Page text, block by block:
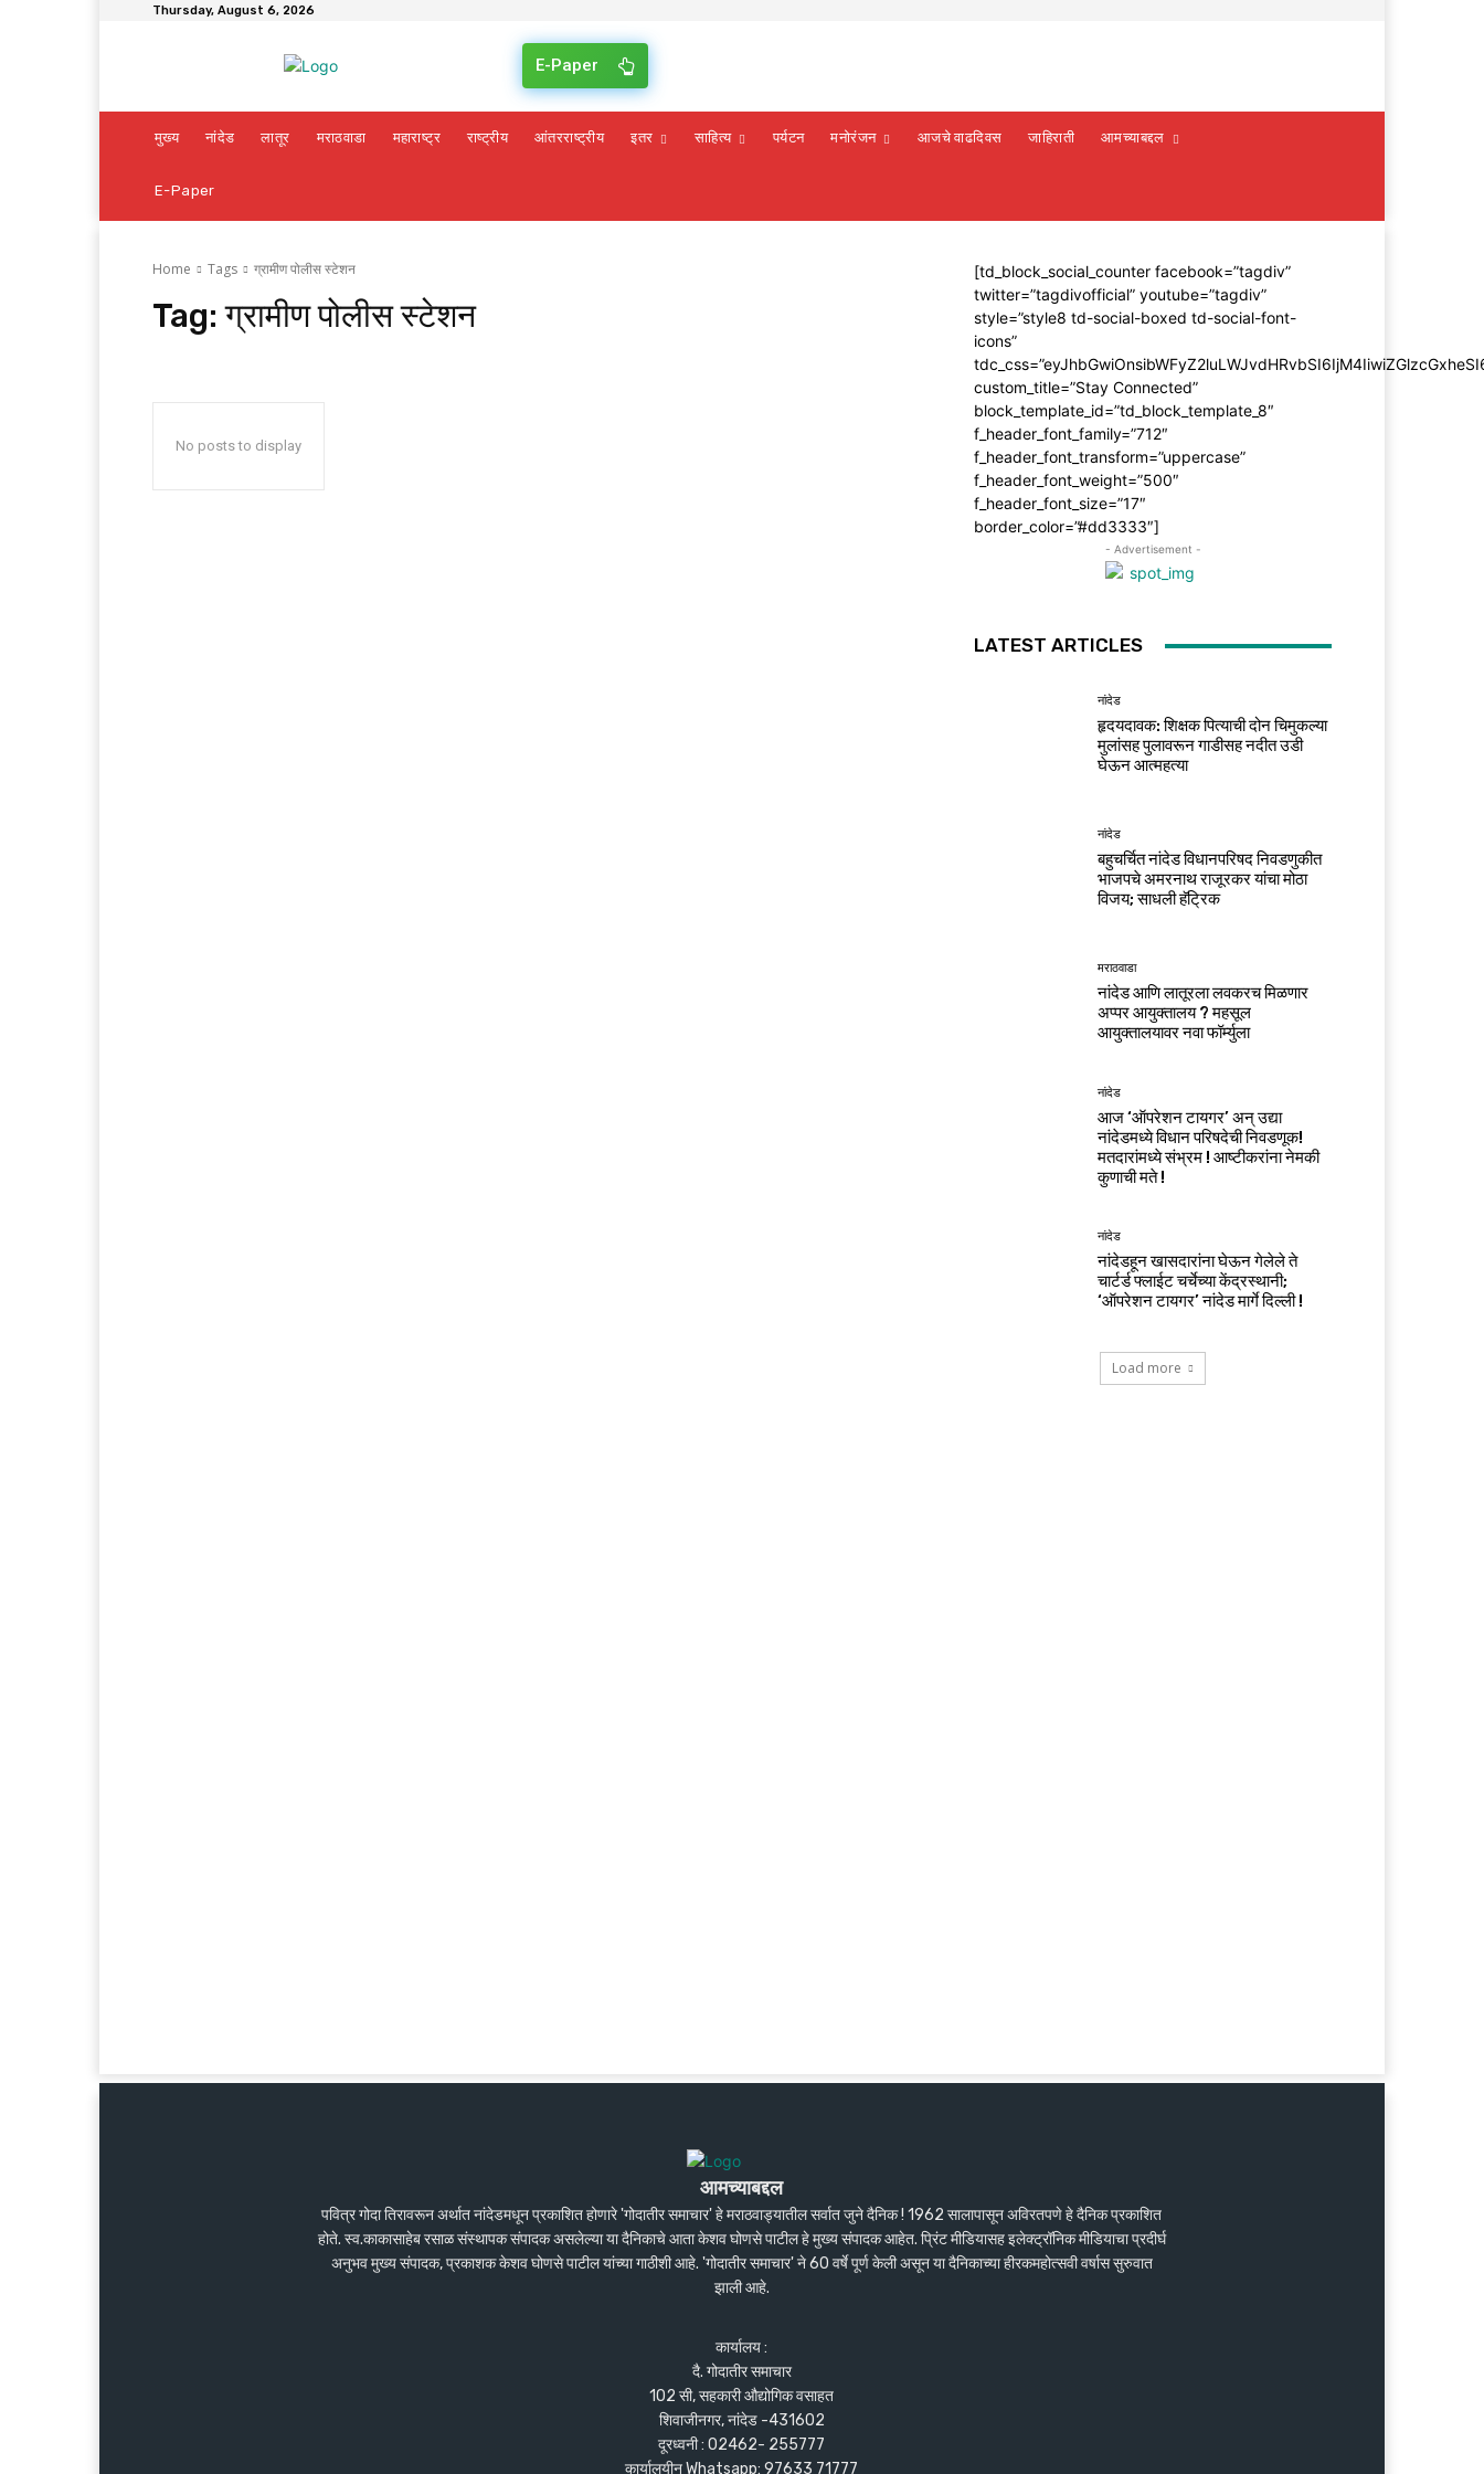
Thursday, August 6, 2026
E-Paper
मुख्य नांदेड लातूर मराठवाडा महाराष्ट्र राष्ट्रीय आंतरराष्ट्रीय इतर साहित्य पर्यटन मनोरंजन आजचे वाढदिवस जाहिराती आमच्याबद्दल
E-Paper
Home Tags ग्रामीण पोलीस स्टेशन
Tag:ग्रामीण पोलीस स्टेशन
No posts to display
[td_block_social_counter facebook=”tagdiv”
twitter=”tagdivofficial” youtube=”tagdiv”
style=”style8 td-social-boxed td-social-font-
icons”
custom_title=”Stay Connected”
block_template_id=”td_block_template_8″
f_header_font_family=”712″
f_header_font_transform=”uppercase”
f_header_font_weight=”500″
f_header_font_size=”17″
border_color=”#dd3333″]
- Advertisement -
LATEST ARTICLES
नांदेड
हृदयदावक: शिक्षक पित्याची दोन चिमुकल्या
मुलांसह पुलावरून गाडीसह नदीत उडी
घेऊन आत्महत्या
नांदेड
बहुचर्चित नांदेड विधानपरिषद निवडणुकीत
भाजपचे अमरनाथ राजूरकर यांचा मोठा
विजय; साधली हॅट्रिक
मराठवाडा
नांदेड आणि लातूरला लवकरच मिळणार
अप्पर आयुक्तालय ? महसूल
आयुक्तालयावर नवा फॉर्म्युला
नांदेड
आज ‘ऑपरेशन टायगर’ अन् उद्या
नांदेडमध्ये विधान परिषदेची निवडणूक!
मतदारांमध्ये संभ्रम ! आष्टीकरांना नेमकी
कुणाची मते !
नांदेड
नांदेडहून खासदारांना घेऊन गेलेले ते
चार्टर्ड फ्लाईट चर्चेच्या केंद्रस्थानी;
‘ऑपरेशन टायगर’ नांदेड मार्गे दिल्ली !
Load more
आमच्याबद्दल
पवित्र गोदा तिरावरून अर्थात नांदेडमधून प्रकाशित होणारे 'गोदातीर समाचार' हे मराठवाड्यातील सर्वात जुने दैनिक ! 1962 सालापासून अविरतपणे हे दैनिक प्रकाशित
होते. स्व.काकासाहेब रसाळ संस्थापक संपादक असलेल्या या दैनिकाचे आता केशव घोणसे पाटील हे मुख्य संपादक आहेत. प्रिंट मीडियासह इलेक्ट्रॉनिक मीडियाचा प्रदीर्घ
अनुभव मुख्य संपादक, प्रकाशक केशव घोणसे पाटील यांच्या गाठीशी आहे. 'गोदातीर समाचार' ने 60 वर्षे पूर्ण केली असून या दैनिकाच्या हीरकमहोत्सवी वर्षास सुरुवात
झाली आहे.
कार्यालय :
दै. गोदातीर समाचार
102 सी, सहकारी औद्योगिक वसाहत
शिवाजीनगर, नांदेड -431602
दूरध्वनी : 02462- 255777
कार्यालयीन Whatsapp: 97633 71777